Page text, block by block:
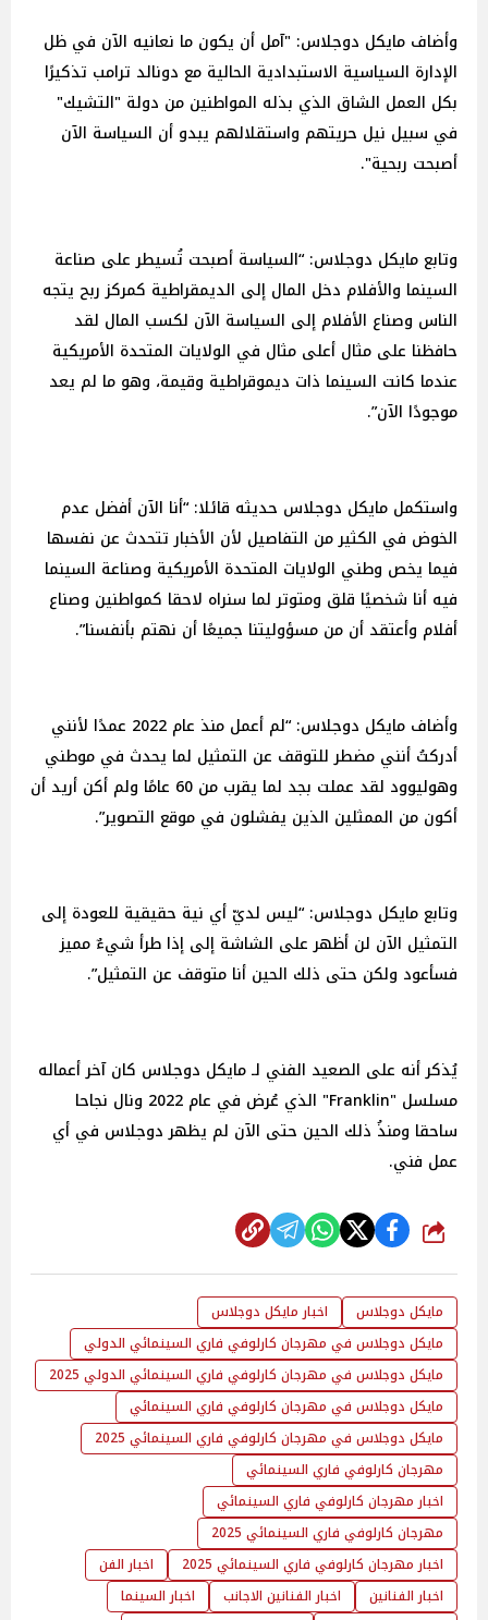
وأضاف مايكل دوجلاس: "آمل أن يكون ما نعانيه الآن في ظل
الإدارة السياسية الاستبدادية الحالية مع دونالد ترامب تذكيرًا
بكل العمل الشاق الذي بذله المواطنين من دولة "التشيك"
في سبيل نيل حريتهم واستقلالهم يبدو أن السياسة الآن
أصبحت ربحية".
وتابع مايكل دوجلاس: “السياسة أصبحت تُسيطر على صناعة
السينما والأفلام دخل المال إلى الديمقراطية كمركز ربح يتجه
الناس وصناع الأفلام إلى السياسة الآن لكسب المال لقد
حافظنا على مثال أعلى مثال في الولايات المتحدة الأمريكية
عندما كانت السينما ذات ديموقراطية وقيمة، وهو ما لم يعد
موجودًا الآن”.
واستكمل مايكل دوجلاس حديثه قائلا: “أنا الآن أفضل عدم
الخوض في الكثير من التفاصيل لأن الأخبار تتحدث عن نفسها
فيما يخص وطني الولايات المتحدة الأمريكية وصناعة السينما
فيه أنا شخصيًا قلق ومتوتر لما سنراه لاحقا كمواطنين وصناع
أفلام وأعتقد أن من مسؤوليتنا جميعًا أن نهتم بأنفسنا”.
وأضاف مايكل دوجلاس: “لم أعمل منذ عام 2022 عمدًا لأنني
أدركتُ أنني مضطر للتوقف عن التمثيل لما يحدث في موطني
وهوليوود لقد عملت بجد لما يقرب من 60 عامًا ولم أكن أريد أن
أكون من الممثلين الذين يفشلون في موقع التصوير”.
وتابع مايكل دوجلاس: “ليس لديّ أي نية حقيقية للعودة إلى
التمثيل الآن لن أظهر على الشاشة إلى إذا طرأ شيءٌ مميز
فسأعود ولكن حتى ذلك الحين أنا متوقف عن التمثيل”.
يُذكر أنه على الصعيد الفني لـ مايكل دوجلاس كان آخر أعماله
مسلسل "Franklin" الذي عُرض في عام 2022 ونال نجاحا
ساحقا ومنذُ ذلك الحين حتى الآن لم يظهر دوجلاس في أي
عمل فني.
شارك
مايكل دوجلاس
اخبار مايكل دوجلاس
مايكل دوجلاس في مهرجان كارلوفي فاري السينمائي الدولي
مايكل دوجلاس في مهرجان كارلوفي فاري السينمائي الدولي 2025
مايكل دوجلاس في مهرجان كارلوفي فاري السينمائي
مايكل دوجلاس في مهرجان كارلوفي فاري السينمائي 2025
مهرجان كارلوفي فاري السينمائي
اخبار مهرجان كارلوفي فاري السينمائي
مهرجان كارلوفي فاري السينمائي 2025
اخبار مهرجان كارلوفي فاري السينمائي 2025
اخبار الفن
اخبار الفنانين
اخبار الفنانين الاجانب
اخبار السينما